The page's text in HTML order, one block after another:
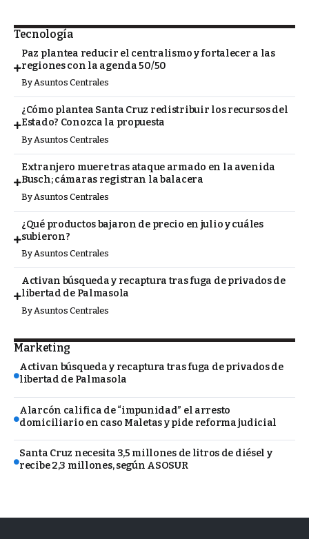
Tecnología
Paz plantea reducir el centralismo y fortalecer a las
regiones con la agenda 50/50
ByAsuntos Centrales
¿Cómo plantea Santa Cruz redistribuir los recursos del
Estado? Conozca la propuesta
ByAsuntos Centrales
Extranjero muere tras ataque armado en la avenida
Busch; cámaras registran la balacera
By Asuntos Centrales
¿Qué productos bajaron de precio en julio y cuáles
subieron?
ByAsuntos Centrales
Activan búsqueda y recaptura tras fuga de privados de
libertad de Palmasola
ByAsuntos Centrales
Marketing
Activan búsqueda y recaptura tras fuga de privados de
libertad de Palmasola
Alarcón califica de “impunidad” el arresto
domiciliario en caso Maletas y pide reforma judicial
Santa Cruz necesita 3,5 millones de litros de diésel y
recibe 2,3 millones, según ASOSUR